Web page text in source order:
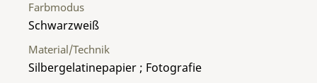
Material/Technik
Silbergelatinepapier ; Fotografie
Farbmodus
Schwarzweiß